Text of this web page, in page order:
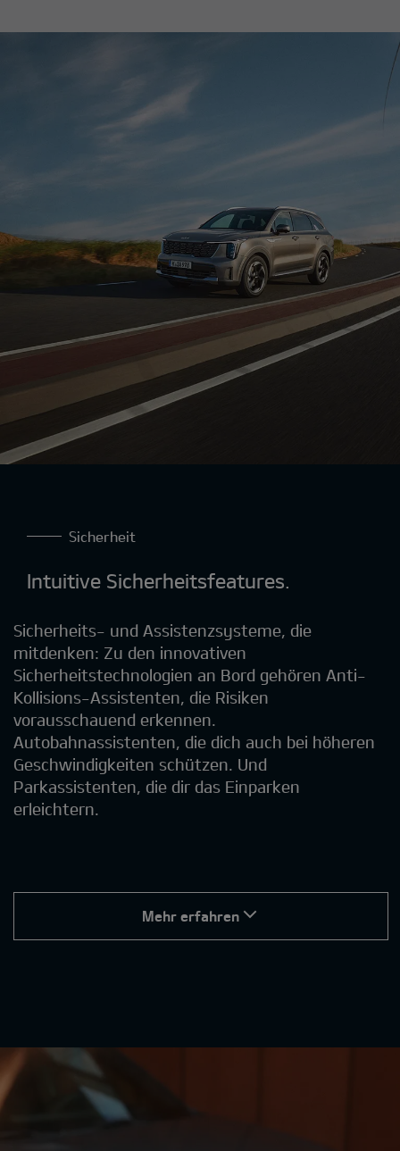
Sicherheit
Intuitive Sicherheitsfeatures.
Sicherheits- und Assistenzsysteme, die
mitdenken: Zu den innovativen
Sicherheitstechnologien an Bord gehören Anti-
Kollisions-Assistenten, die Risiken
vorausschauend erkennen.
Autobahnassistenten, die dich auch bei höheren
Geschwindigkeiten schützen. Und
Parkassistenten, die dir das Einparken
erleichtern.
Mehr erfahren